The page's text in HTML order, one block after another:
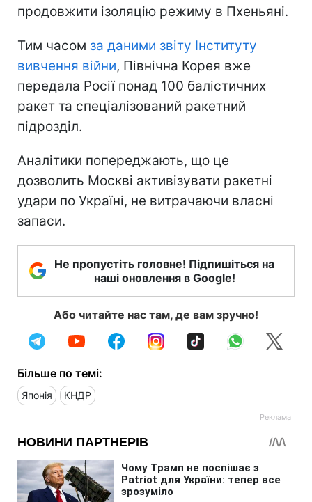
продовжити ізоляцію режиму в Пхеньяні.
Тим часом за даними звіту Інституту
вивчення війни, Північна Корея вже
передала Росії понад 100 балістичних
ракет та спеціалізований ракетний
підрозділ.
Аналітики попереджають, що це
дозволить Москві активізувати ракетні
удари по Україні, не витрачаючи власні
запаси.
Не пропустіть головне! Підпишіться на
наші оновлення в Google!
Або читайте нас там, де вам зручно!
Більше по темі:
Японія КНДР